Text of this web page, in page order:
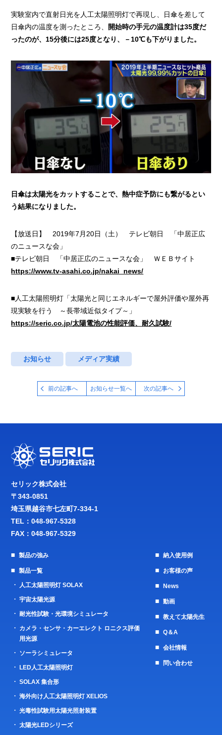
実験室内で直射日光を人工太陽照明灯で再現し、日傘を差して
日傘内の温度を測ったところ、 開始時の手元の温度計は35度だ
ったのが、15分後には25度となり、－10℃も下がりました。
日傘は太陽光をカットすることで、熱中症予防にも繋がるとい
う結果になりました。
【放送日】 2019年7月20日（土） テレビ朝日 「中居正広
のニュースな会」
■テレビ朝日 「中居正広のニュースな会」 ＷＥＢサイト
https://www.tv-asahi.co.jp/nakai_news/
■人工太陽照明灯「太陽光と同じエネルギーで屋外評価や屋外再
現実験を行う ～長帯域近似タイプ～」
https://seric.co.jp/太陽電池の性能評価、耐久試験/
お知らせ メディア実績
前の記事へ お知らせ一覧へ 次の記事へ
セリック株式会社
〒343-0851
埼玉県越谷市七左町7-334-1
TEL：048-967-5328
FAX：048-967-5329
製品の強み
製品一覧
人工太陽照明灯 SOLAX
宇宙太陽光源
耐光性試験・光環境シミュレータ
カメラ・センサ・カーエレクト ロニクス評価
用光源
ソーラシミュレータ
LED人工太陽照明灯
SOLAX 集合形
海外向け人工太陽照明灯 XELIOS
光毒性試験用太陽光照射装置
太陽光LEDシリーズ
納入使用例
お客様の声
News
動画
教えて太陽先生
Q＆A
会社情報
問い合わせ